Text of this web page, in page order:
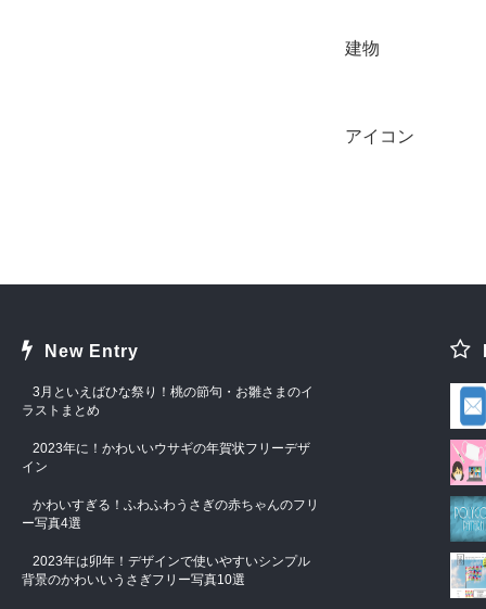
建物
アイコン
New Entry
3月といえばひな祭り！桃の節句・お雛さまのイ
ラストまとめ
2023年に！かわいいウサギの年賀状フリーデザ
イン
かわいすぎる！ふわふわうさぎの赤ちゃんのフリ
ー写真4選
2023年は卯年！デザインで使いやすいシンプル
背景のかわいいうさぎフリー写真10選